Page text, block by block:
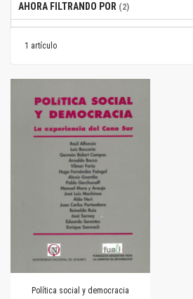
1 artículo
Política social y democracia
AHORA FILTRANDO POR